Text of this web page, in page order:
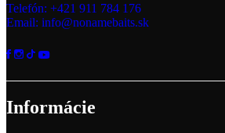
Telefón: +421 911 784 176
Email: info@nonamebaits.sk
Informácie